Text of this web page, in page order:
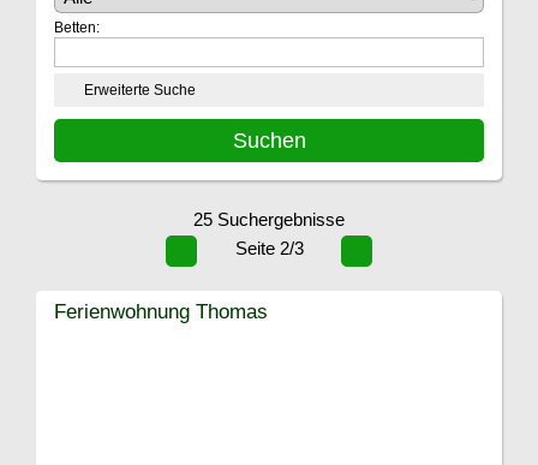
Betten:
Erweiterte Suche
25 Suchergebnisse
Seite 2/3
Ferienwohnung Thomas